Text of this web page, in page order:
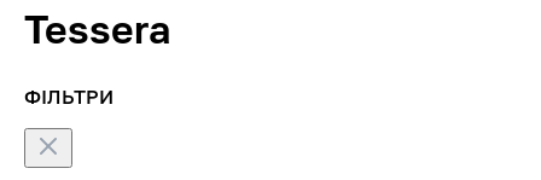
Tessera
ФІЛЬТРИ